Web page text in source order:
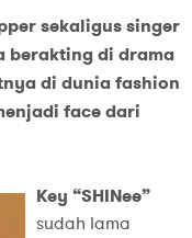
sekaligus singer
berakting di drama
di dunia fashion
face dari
Key “SHINee”
sudah lama